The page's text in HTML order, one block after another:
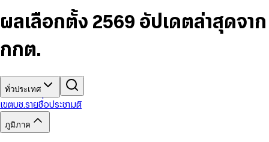
7
8
5
6
8
9
6
7
9
5
6
8
9
9
ผลเลือกตั้ง 2569 อัปเดตล่าสุดจาก
กกต.
ทั่วประเทศ
เขตบช.รายชื่อประชามติ
ภูมิภาค